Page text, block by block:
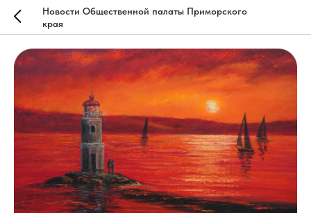
Новости Общественной палаты Приморского
края